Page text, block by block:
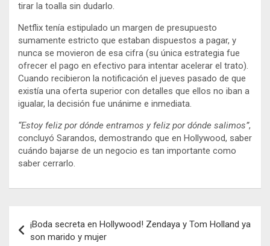
tirar la toalla sin dudarlo.
Netflix tenía estipulado un margen de presupuesto
sumamente estricto que estaban dispuestos a pagar, y
nunca se movieron de esa cifra (su única estrategia fue
ofrecer el pago en efectivo para intentar acelerar el trato).
Cuando recibieron la notificación el jueves pasado de que
existía una oferta superior con detalles que ellos no iban a
igualar, la decisión fue unánime e inmediata.
“Estoy feliz por dónde entramos y feliz por dónde salimos”,
concluyó Sarandos, demostrando que en Hollywood, saber
cuándo bajarse de un negocio es tan importante como
saber cerrarlo.
de
¡Boda secreta en Hollywood! Zendaya y Tom Holland ya
son marido y mujer